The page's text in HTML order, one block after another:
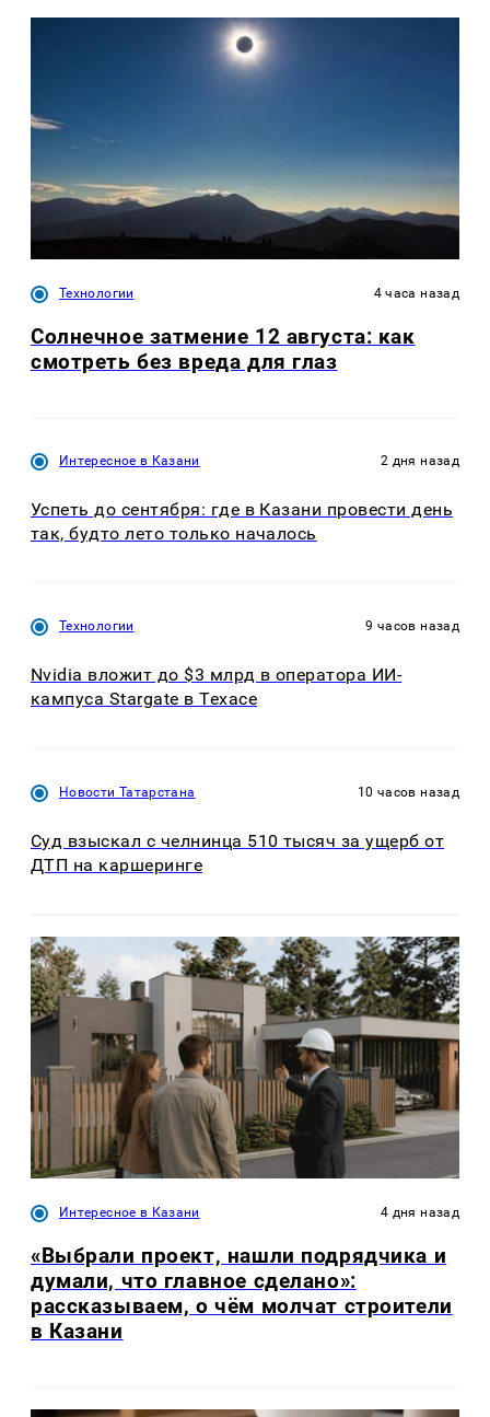
Технологии 4 часа назад
Солнечное затмение 12 августа: как
смотреть без вреда для глаз
Интересное в Казани 2 дня назад
Успеть до сентября: где в Казани провести день
так, будто лето только началось
Технологии 9 часов назад
Nvidia вложит до $3 млрд в оператора ИИ-
кампуса Stargate в Техасе
Новости Татарстана 10 часов назад
Суд взыскал с челнинца 510 тысяч за ущерб от
ДТП на каршеринге
Интересное в Казани 4 дня назад
«Выбрали проект, нашли подрядчика и
думали, что главное сделано»:
рассказываем, о чём молчат строители
в Казани